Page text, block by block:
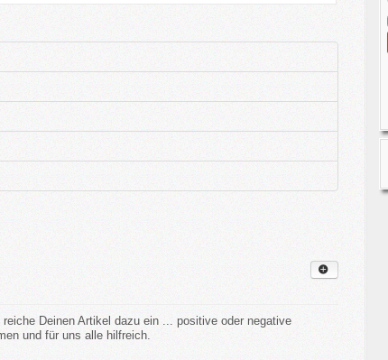
Deinen Artikel dazu ein ... positive oder negative
und für uns alle hilfreich.